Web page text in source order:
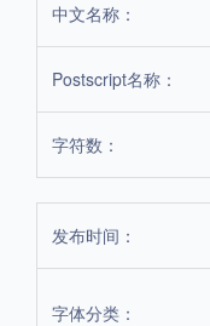
中文名称：
Postscript名称：
字符数：
发布时间：
字体分类：